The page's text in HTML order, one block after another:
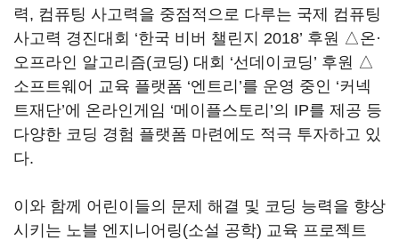
력, 컴퓨팅 사고력을 중점적으로 다루는 국제 컴퓨팅
사고력 경진대회 ‘한국 비버 챌린지 2018’ 후원 △온·
오프라인 알고리즘(코딩) 대회 ‘선데이코딩’ 후원 △
소프트웨어 교육 플랫폼 ‘엔트리’를 운영 중인 ‘커넥
트재단’에 온라인게임 ‘메이플스토리’의 IP를 제공 등
다양한 코딩 경험 플랫폼 마련에도 적극 투자하고 있
다.
이와 함께 어린이들의 문제 해결 및 코딩 능력을 향상
시키는 노블 엔지니어링(소설 공학) 교육 프로젝트